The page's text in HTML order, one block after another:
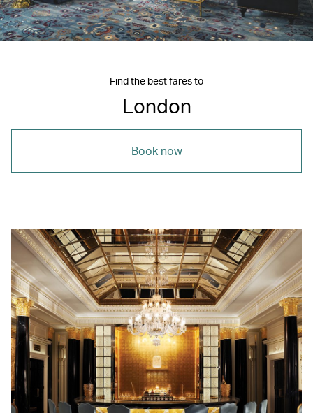
Find the best fares to
London
Book now